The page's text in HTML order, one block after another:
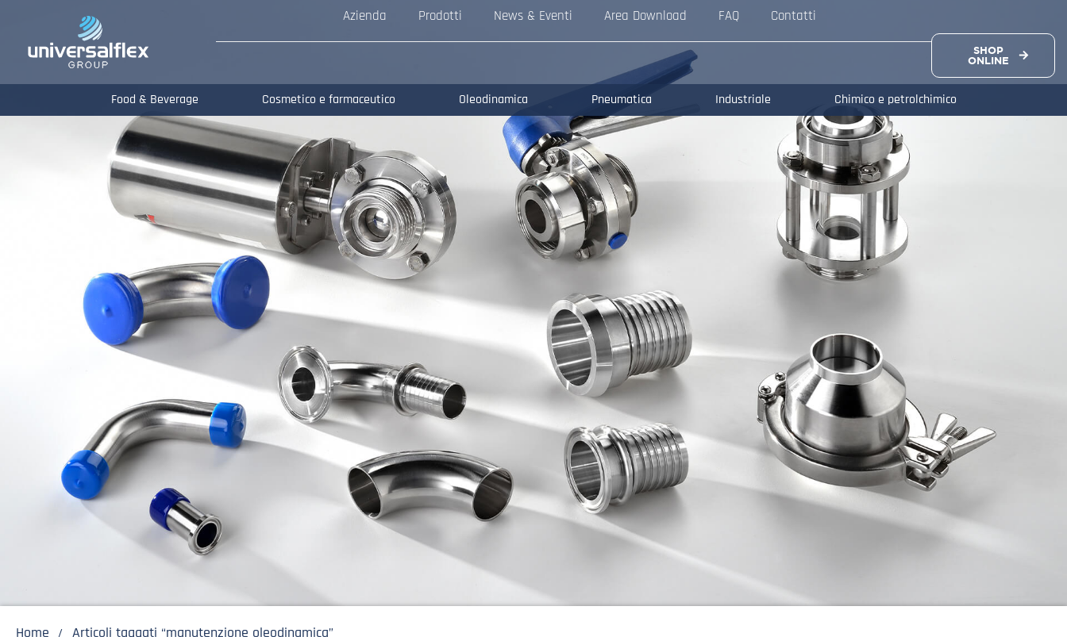
Home Articoli taggati “manutenzione oleodinamica”
Azienda Prodotti News & Eventi Area Download FAQ Contatti
SHOP
ONLINE
Food & Beverage Cosmetico e farmaceutico Oleodinamica Pneumatica Industriale Chimico e petrolchimico